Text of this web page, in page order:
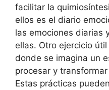
facilitar la
ellos es el diario
las emociones diarias
ellas. Otro ejercicio
donde se imagina un
procesar y
Estas prácticas